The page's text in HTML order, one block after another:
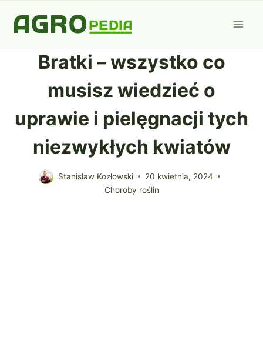
Bratki – wszystko co
musisz wiedzieć o
uprawie i pielęgnacji tych
niezwykłych kwiatów
Stanisław Kozłowski
20 kwietnia, 2024
Choroby roślin